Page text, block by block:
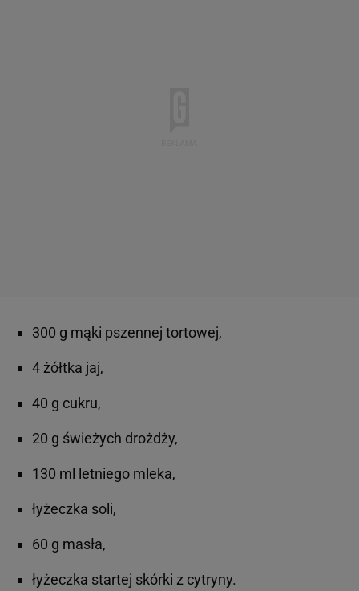
300 g mąki pszennej tortowej,
4 żółtka jaj,
40 g cukru,
20 g świeżych drożdży,
130 ml letniego mleka,
łyżeczka soli,
60 g masła,
łyżeczka startej skórki z cytryny.